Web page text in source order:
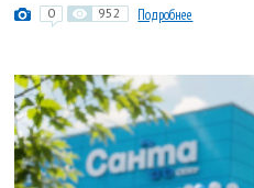
0 952 Подробнее